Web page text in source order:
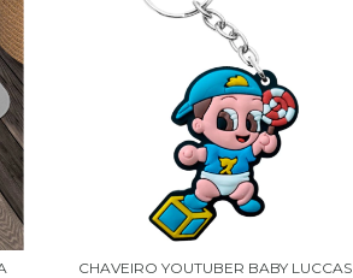
CHAVEIRO YOUTUBER BABY LUCCAS